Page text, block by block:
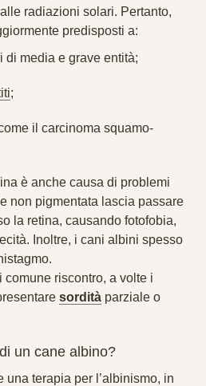
radiazioni solari. Pertanto,
predisposti a:
di media e grave entità;
;
il carcinoma squamo-
è anche causa di problemi
non pigmentata lascia passare
la retina, causando fotofobia,
Inoltre, i cani albini spesso
riscontro, a volte i
sordità parziale o
di un cane albino?
una terapia per l’albinismo, in